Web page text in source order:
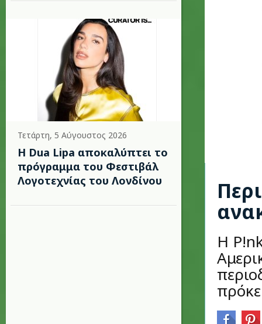
Τετάρτη, 5 Αύγουστος 2026
Η Dua Lipa αποκαλύπτει το
πρόγραμμα του Φεστιβάλ
Λογοτεχνίας του Λονδίνου
Η